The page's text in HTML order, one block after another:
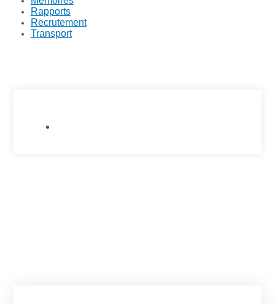
Rapports
Recrutement
Transport